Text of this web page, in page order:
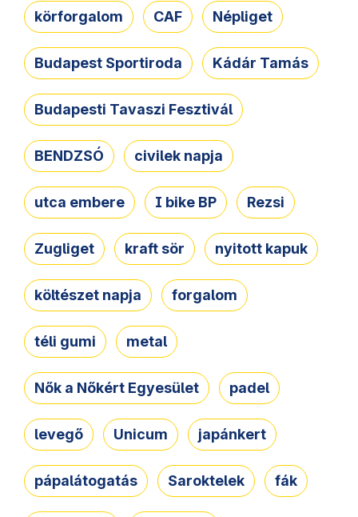
körforgalom CAF Népliget
Budapest Sportiroda Kádár Tamás
Budapesti Tavaszi Fesztivál
BENDZSÓ civilek napja
utca embere I bike BP Rezsi
Zugliget kraft sör nyitott kapuk
költészet napja forgalom
téli gumi metal
Nők a Nőkért Egyesület padel
levegő Unicum japánkert
pápalátogatás Saroktelek fák